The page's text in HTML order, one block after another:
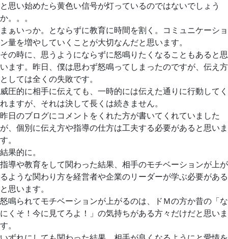
と思い始めたら黄色い信号が灯っているのではないでしょう
か。。。
まぁいっか。とならずに教育に時間を割く。コミュニケーショ
ン量を増やしていくことが大切なんだと思います。
その時に、思うようにならずに怒鳴りたくなることもあると思
います。昨日、僕は思わず怒鳴ってしまったのですが、伝え方
としては全くの失敗です。
威圧的に相手に伝えても、一時的には伝えた通りに行動してく
れますが、それは決して長くは続きません。
昨日のブログにコメントをくれた方が書いてくれていました
が、個別に伝え方や指導の仕方は工夫する必要があると思いま
す。
結果的に。
指導や教育をして関わった結果、相手のモチベーションが上が
るような関わり方を経営者や企業のリーダーが学ぶ必要がある
と思います。
怒鳴られてモチベーションが上がるのは、ドＭの方か昔の「な
にくそ！今に見てろよ！」の気持ちがある方々だけだと思いま
す。